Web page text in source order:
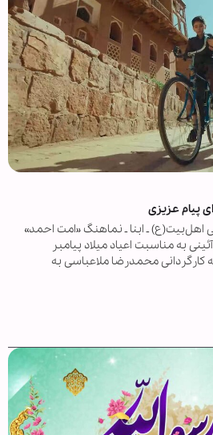
پیام عزیزی
اهل‌بیت(ع) ـ ابنا ـ نماهنگ «امت احمد»
به مناسبت اعیاد میلاد پیامبر
محمدرضا ملاعباسی به